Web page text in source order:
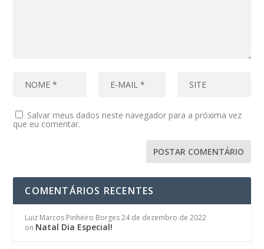
Salvar meus dados neste navegador para a próxima vez
que eu comentar.
COMENTÁRIOS RECENTES
Luiz Marcos Pinheiro Borges 24 de dezembro de 2022
on Natal Dia Especial!